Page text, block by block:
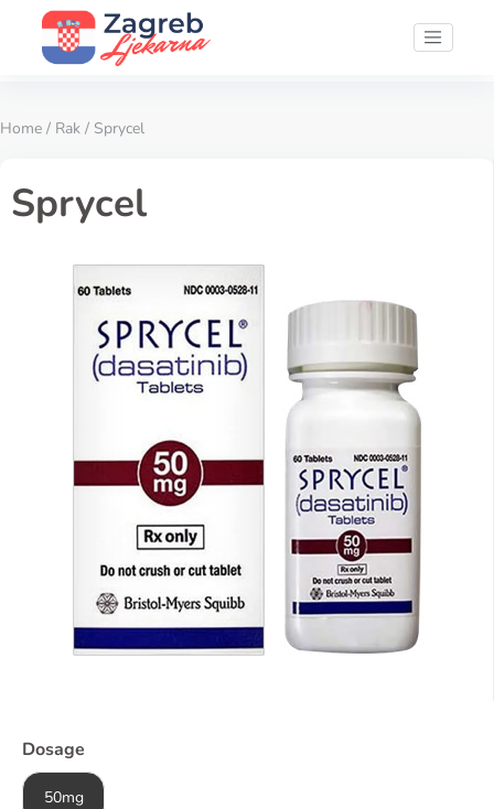
Home / Rak / Sprycel
Sprycel
Dosage
50mg